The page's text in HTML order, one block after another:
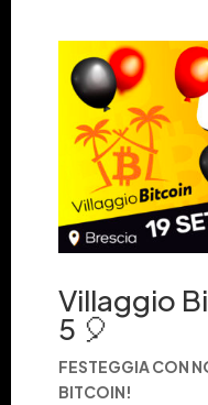
Villaggio
5 🎈
FESTEGGIA CON
BITCOIN!